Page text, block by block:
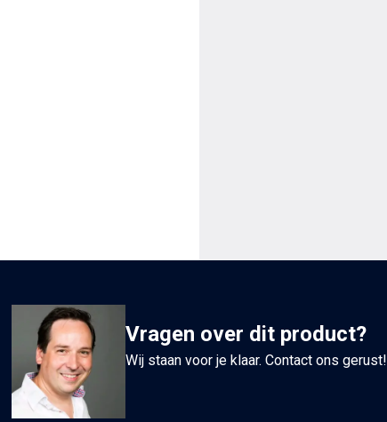
Vragen over dit product?
Wij staan voor je klaar. Contact ons gerust!